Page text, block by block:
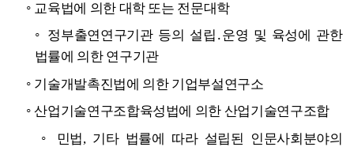
◦ 교육법에 의한 대학 또는 전문대학
◦ 정부출연연구기관 등의 설립․운영 및 육성에 관한
법률에 의한 연구기관
◦ 기술개발촉진법에 의한 기업부설연구소
◦산업기술연구조합육성법에 의한 산업기술연구조합
◦
민법, 기타 법률에 따라 설립된 인문사회분야의